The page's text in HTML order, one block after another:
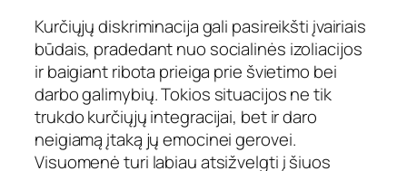
Kurčiųjų diskriminacija gali pasireikšti įvairiais
būdais, pradedant nuo socialinės izoliacijos
ir baigiant ribota prieiga prie švietimo bei
darbo galimybių. Tokios situacijos ne tik
trukdo kurčiųjų integracijai, bet ir daro
neigiamą įtaką jų emocinei gerovei.
Visuomenė turi labiau atsižvelgti į šiuos